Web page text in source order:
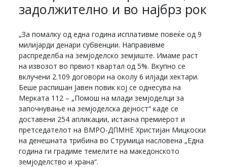
задолжително и во најбрз рок
„За помалку од една година исплативме повеќе од 9
милијарди денари субвенции. Направивме
распределба на земјоделско земјиште. Имаме раст
на извозот во првиот квартал од 5%. Вкупно се
вклучени 2.109 договори на околу 6 илјади хектари.
Беше распишан Јавен повик кој се однесува на
Мерката 112 – „Помош на млади земјоделци за
започнување на земјоделска дејност“ каде се
доставени 254 апликации, истакна премиерот и
претседателот на ВМРО-ДПМНЕ Христијан Мицкоски
на денешната трибина во Струмица насловена „Една
година ги градиме темелите на македонското
земјоделство и храна“.